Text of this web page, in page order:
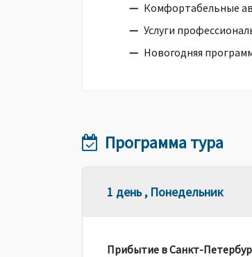
Комфортабельные
Услуги
Новогодняя
Программа тура
1 день , Понедельник
Прибытие в Санкт-